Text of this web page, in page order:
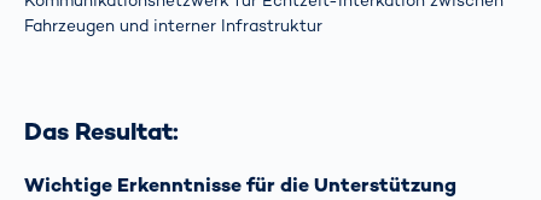
Fahrzeugen und interner Infrastruktur
Das Resultat:
Wichtige Erkenntnisse für die Unterstützung